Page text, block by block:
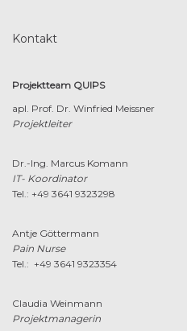
Kontakt
Projektteam QUIPS
apl. Prof. Dr. Winfried Meissner
Projektleiter
Dr.-Ing. Marcus Komann
IT- Koordinator
Tel.: +49 3641 9323298
Antje Göttermann
Pain Nurse
Tel.: +49 3641 9323354
Claudia Weinmann
Projektmanagerin